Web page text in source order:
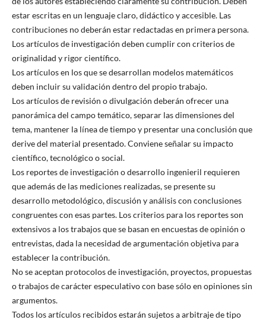
estar escritas en un lenguaje claro, didáctico y accesible. Las
contribuciones no deberán estar redactadas en primera persona.
Los artículos de investigación deben cumplir con criterios de
originalidad y rigor científico.
Los artículos en los que se desarrollan modelos matemáticos
deben incluir su validación dentro del propio trabajo.
Los artículos de revisión o divulgación deberán ofrecer una
panorámica del campo temático, separar las dimensiones del
tema, mantener la línea de tiempo y presentar una conclusión que
derive del material presentado. Conviene señalar su impacto
científico, tecnológico o social.
Los reportes de investigación o desarrollo ingenieril requieren
que además de las mediciones realizadas, se presente su
desarrollo metodológico, discusión y análisis con conclusiones
congruentes con esas partes. Los criterios para los reportes son
extensivos a los trabajos que se basan en encuestas de opinión o
entrevistas, dada la necesidad de argumentación objetiva para
establecer la contribución.
No se aceptan protocolos de investigación, proyectos, propuestas
o trabajos de carácter especulativo con base sólo en opiniones sin
argumentos.
Todos los artículos recibidos estarán sujetos a arbitraje de tipo